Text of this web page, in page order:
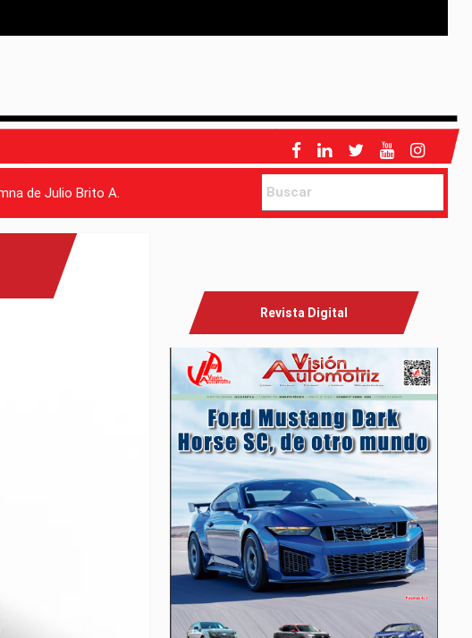
de Julio Brito A.
Revista Digital